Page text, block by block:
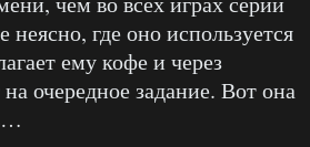
неясно, где оно используется
ему кофе и через
очередное задание. Вот она